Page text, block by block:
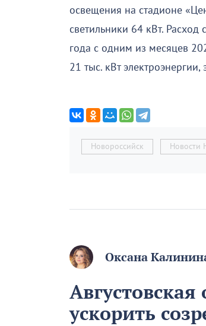
освещения на стадионе
светильники 64 кВт.
года с одним из месяцев
21 тыс. кВт
Новороссийск Новости
Оксана
ускорить